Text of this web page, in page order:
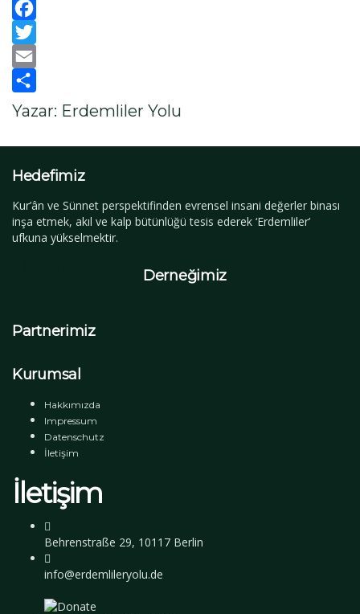
Facebook
Twitter
Email
Paylaş
Yazar: Erdemliler Yolu
Hedefimiz
Kur’ân ve Sünnet perspektifinden evrensel insani değerler binası
inşa etmek, akıl ve kalp bütünlüğü tesis ederek ‘Erdemliler’
ufkuna yükselmektir.
Derneğimiz
Partnerimiz
Kurumsal
Hakkımızda
Impressum
Datenschutz
İletişim
İletişim
Behrenstraße 29, 10117 Berlin
info@erdemlileryolu.de